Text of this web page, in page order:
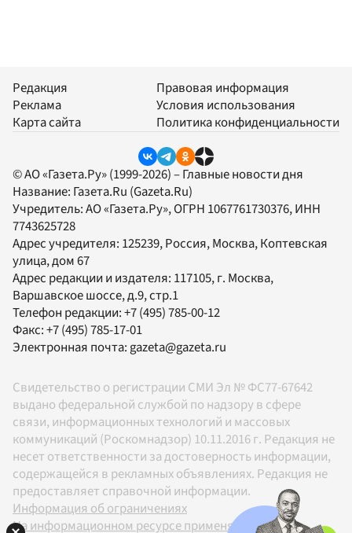
Редакция
Реклама
Карта сайта
Правовая информация
Условия использования
Политика конфиденциальности
© АО «Газета.Ру» (1999-2026) – Главные новости дня
Название: Газета.Ru (Gazeta.Ru)
Учредитель:АО «Газета.Ру», ОГРН 1067761730376, ИНН
7743625728
Адрес учредителя: 125239, Россия, Москва, Коптевская
улица, дом 67
Адрес редакции и издателя: 117105, г. Москва,
Варшавское шоссе, д.9, стр.1
Телефон редакции:+7 (495) 785-00-12
Факс:+7 (495) 785-17-01
Электронная почта:gazeta@gazeta.ru
Свидетельство о регистрации СМИ Эл № ФС77-67642
выдано федеральной службой по надзору в сфере
связи, информационных технологий и массовых
коммуникаций (Роскомнадзор) 10.11.2016 г. Редакция не
несет ответственности за достоверность информации,
содержащейся в рекламных объявлениях. Редакция не
предоставляет справочной информации.
Информация об ограничениях
На информационном ресурсе применяются